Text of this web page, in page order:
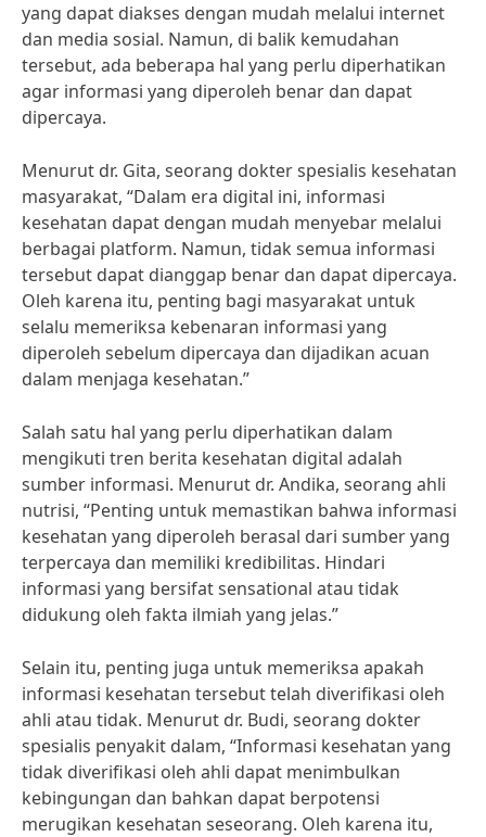
yang dapat diakses dengan mudah melalui internet
dan media sosial. Namun, di balik kemudahan
tersebut, ada beberapa hal yang perlu diperhatikan
agar informasi yang diperoleh benar dan dapat
dipercaya.
Menurut dr. Gita, seorang dokter spesialis kesehatan
masyarakat, “Dalam era digital ini, informasi
kesehatan dapat dengan mudah menyebar melalui
berbagai platform. Namun, tidak semua informasi
tersebut dapat dianggap benar dan dapat dipercaya.
Oleh karena itu, penting bagi masyarakat untuk
selalu memeriksa kebenaran informasi yang
diperoleh sebelum dipercaya dan dijadikan acuan
dalam menjaga kesehatan.”
Salah satu hal yang perlu diperhatikan dalam
mengikuti tren berita kesehatan digital adalah
sumber informasi. Menurut dr. Andika, seorang ahli
nutrisi, “Penting untuk memastikan bahwa informasi
kesehatan yang diperoleh berasal dari sumber yang
terpercaya dan memiliki kredibilitas. Hindari
informasi yang bersifat sensational atau tidak
didukung oleh fakta ilmiah yang jelas.”
Selain itu, penting juga untuk memeriksa apakah
informasi kesehatan tersebut telah diverifikasi oleh
ahli atau tidak. Menurut dr. Budi, seorang dokter
spesialis penyakit dalam, “Informasi kesehatan yang
tidak diverifikasi oleh ahli dapat menimbulkan
kebingungan dan bahkan dapat berpotensi
merugikan kesehatan seseorang. Oleh karena itu,